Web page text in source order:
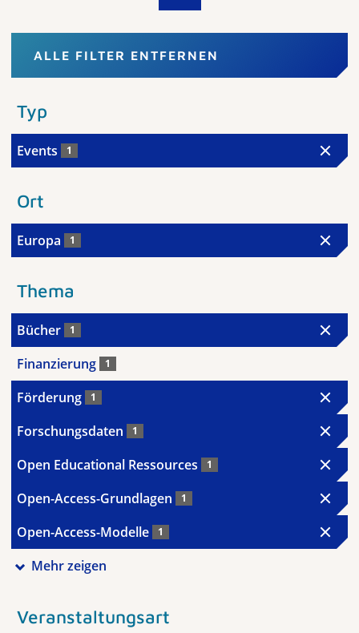
ALLE FILTER ENTFERNEN
Typ
Events 1
Ort
Europa 1
Thema
Bücher 1
Finanzierung 1
Förderung 1
Forschungsdaten 1
Open Educational Ressources 1
Open-Access-Grundlagen 1
Open-Access-Modelle 1
Mehr zeigen
Veranstaltungsart